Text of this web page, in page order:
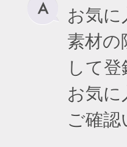
お気
素材の
して登
お気
ご確認